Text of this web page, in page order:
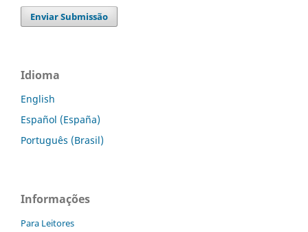
Enviar Submissão
Idioma
English
Español (España)
Português (Brasil)
Informações
Para Leitores